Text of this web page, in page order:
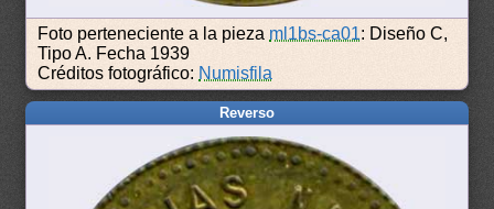
Foto perteneciente a la pieza ml1bs-ca01: Diseño C,
Tipo A. Fecha 1939
Créditos fotográfico: Numisfila
Reverso